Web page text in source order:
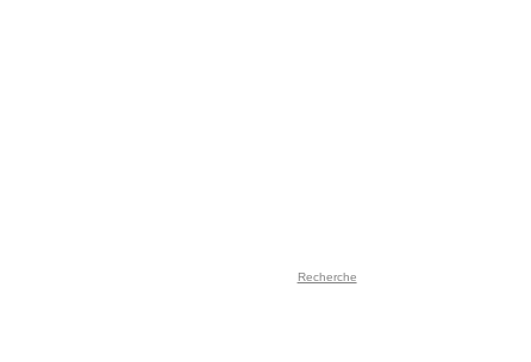
Recherche